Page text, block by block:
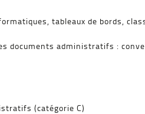
tableaux de bords,
documents administratifs :
(catégorie C)